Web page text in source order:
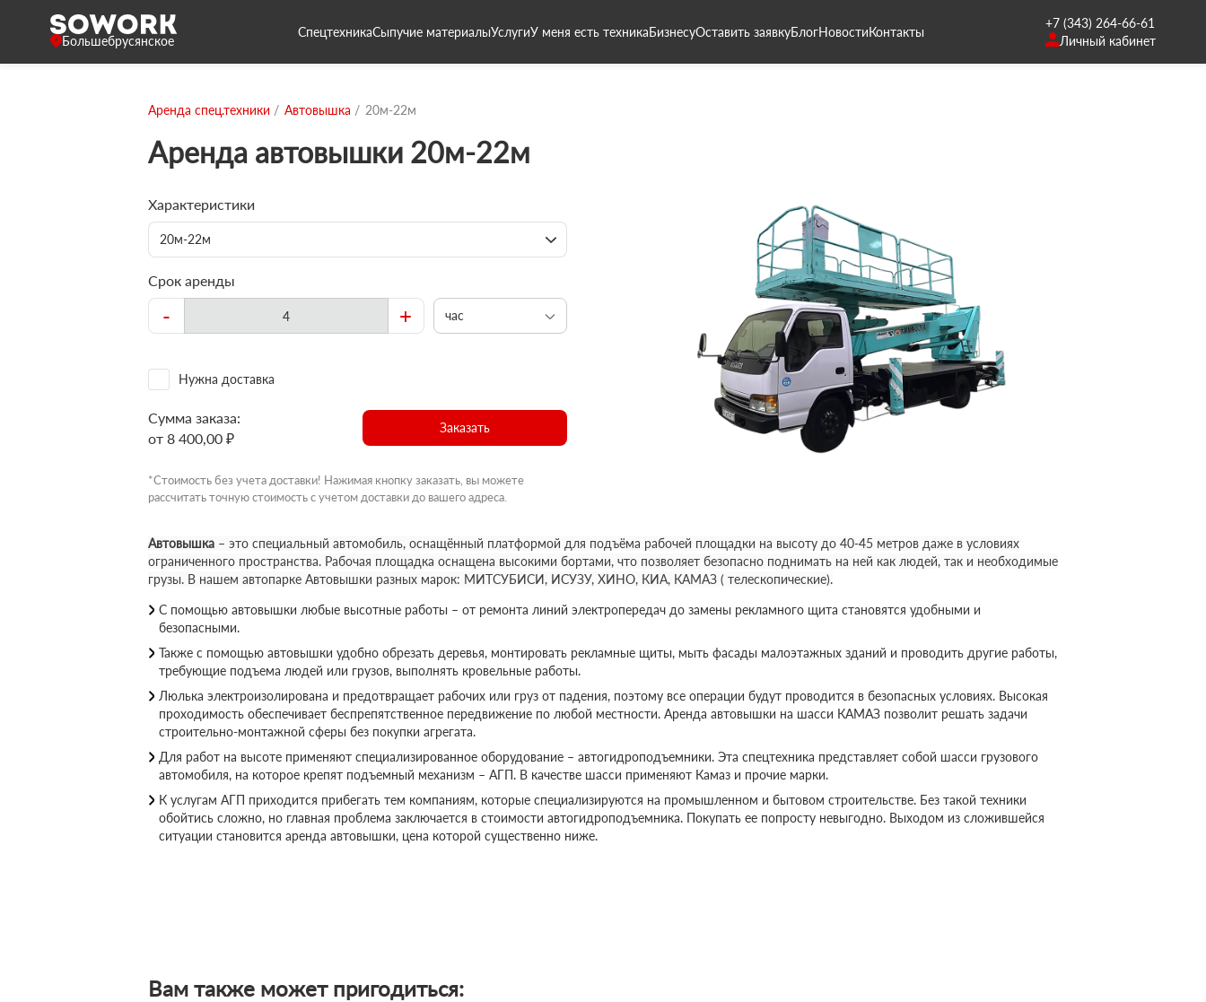
Большебрусянское
СпецтехникаСыпучие материалыУслугиУ меня есть техникаБизнесуОставить заявкуБлогНовостиКонтакты
+7 (343) 264-66-61
Личный кабинет
Аренда спец.техники Автовышка 20м-22м
Аренда автовышки 20м-22м
Характеристики
20м-22м
Срок аренды
- + час
Нужна доставка
Сумма заказа:
от 8 400,00 ₽
Заказать
*Стоимость без учета доставки! Нажимая кнопку заказать, вы можете
рассчитать точную стоимость с учетом доставки до вашего адреса.
Автовышка – это специальный автомобиль, оснащённый платформой для подъёма рабочей площадки на высоту до 40-45 метров даже в условиях
ограниченного пространства. Рабочая площадка оснащена высокими бортами, что позволяет безопасно поднимать на ней как людей, так и необходимые
грузы. В нашем автопарке Автовышки разных марок: МИТСУБИСИ, ИСУЗУ, ХИНО, КИА, КАМАЗ ( телескопические).
С помощью автовышки любые высотные работы – от ремонта линий электропередач до замены рекламного щита становятся удобными и
безопасными.
Также с помощью автовышки удобно обрезать деревья, монтировать рекламные щиты, мыть фасады малоэтажных зданий и проводить другие работы,
требующие подъема людей или грузов, выполнять кровельные работы.
Люлька электроизолирована и предотвращает рабочих или груз от падения, поэтому все операции будут проводится в безопасных условиях. Высокая
проходимость обеспечивает беспрепятственное передвижение по любой местности. Аренда автовышки на шасси КАМАЗ позволит решать задачи
строительно-монтажной сферы без покупки агрегата.
Для работ на высоте применяют специализированное оборудование – автогидроподъемники. Эта спецтехника представляет собой шасси грузового
автомобиля, на которое крепят подъемный механизм – АГП. В качестве шасси применяют Камаз и прочие марки.
К услугам АГП приходится прибегать тем компаниям, которые специализируются на промышленном и бытовом строительстве. Без такой техники
обойтись сложно, но главная проблема заключается в стоимости автогидроподъемника. Покупать ее попросту невыгодно. Выходом из сложившейся
ситуации становится аренда автовышки, цена которой существенно ниже.
Вам также может пригодиться: